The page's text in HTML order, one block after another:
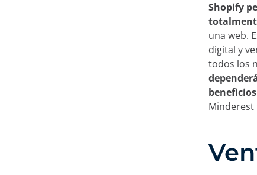
Shopify
una web.
digital y
todos los
beneficios
Minderest